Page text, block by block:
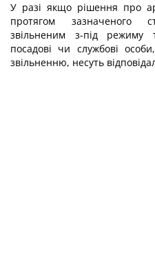
У разі якщо рішення про
протягом зазначеного
звільненим з-під режиму
посадові чи службові
звільненню, несуть